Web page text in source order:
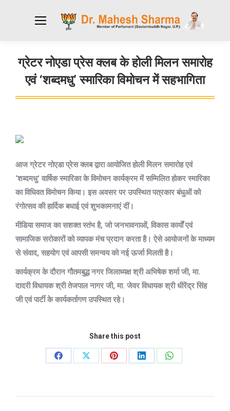
ग्रेटर नोएडा प्रेस क्लब के होली मिलन समारोह
एवं ‘शब्दमधु’ स्मारिका विमोचन में सहभागिता
You are here:
आज ग्रेटर नोएडा प्रेस क्लब द्वारा आयोजित होली मिलन समारोह एवं
‘शब्दमधु’ वार्षिक स्मारिका के विमोचन कार्यक्रम में सम्मिलित होकर स्मारिका
का विधिवत विमोचन किया। इस अवसर पर उपस्थित पत्रकार बंधुओं को
रंगोत्सव की हार्दिक बधाई एवं शुभकामनाएं दीं।
मीडिया समाज का सशक्त स्तंभ है, जो जनभावनाओं, विकास कार्यों एवं
सामाजिक सरोकारों को व्यापक मंच प्रदान करता है। ऐसे आयोजनों के माध्यम
से संवाद, सहयोग एवं आपसी समन्वय को नई ऊर्जा मिलती है।
कार्यक्रम के दौरान गौतमबुद्ध नगर जिलाध्यक्ष श्री अभिषेक शर्मा जी, मा.
दादरी विधायक श्री तेजपाल नागर जी, मा. जेवर विधायक श्री धीरेंद्र सिंह
जी एवं पार्टी के कार्यकर्तागण उपस्थित रहे।
Share this post
Share
Share
Share
Share
Share